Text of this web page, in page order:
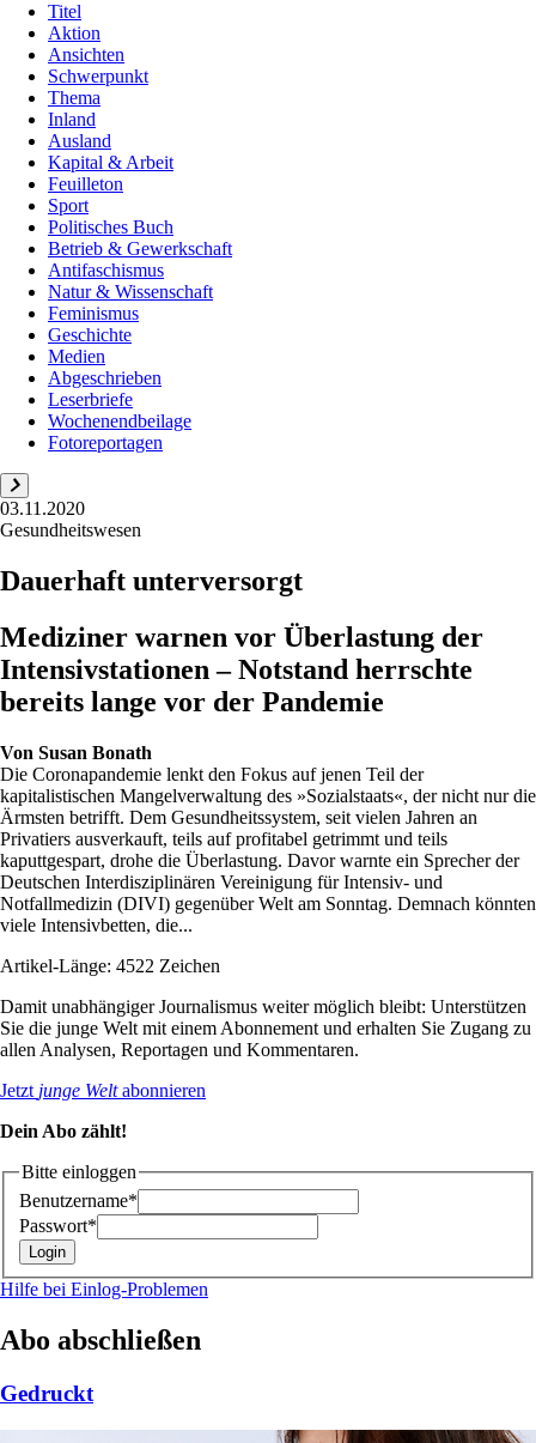
Titel
Aktion
Ansichten
Schwerpunkt
Thema
Inland
Ausland
Kapital & Arbeit
Feuilleton
Sport
Politisches Buch
Betrieb & Gewerkschaft
Antifaschismus
Natur & Wissenschaft
Feminismus
Geschichte
Medien
Abgeschrieben
Leserbriefe
Wochenendbeilage
Fotoreportagen
03.11.2020
Gesundheitswesen
Dauerhaft unterversorgt
Mediziner warnen vor Überlastung der
Intensivstationen – Notstand herrschte
bereits lange vor der Pandemie
Von Susan Bonath
Die Coronapandemie lenkt den Fokus auf jenen Teil der
kapitalistischen Mangelverwaltung des »Sozialstaats«, der nicht nur die
Ärmsten betrifft. Dem Gesundheitssystem, seit vielen Jahren an
Privatiers ausverkauft, teils auf profitabel getrimmt und teils
kaputtgespart, drohe die Überlastung. Davor warnte ein Sprecher der
Deutschen Interdisziplinären Vereinigung für Intensiv- und
Notfallmedizin (DIVI) gegenüber Welt am Sonntag. Demnach könnten
viele Intensivbetten, die...
Artikel-Länge: 4522 Zeichen
Damit unabhängiger Journalismus weiter möglich bleibt: Unterstützen
Sie die junge Welt mit einem Abonnement und erhalten Sie Zugang zu
allen Analysen, Reportagen und Kommentaren.
Jetzt junge Weltabonnieren
Dein Abo zählt!
Bitte einloggen
Benutzername*
Passwort*
Hilfe bei Einlog-Problemen
Abo abschließen
Gedruckt